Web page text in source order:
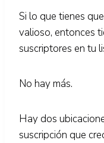
Si lo que tienes
valioso, entonces
suscriptores en tu
No hay más.
Hay dos
suscripción que